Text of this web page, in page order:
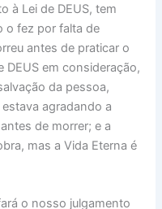
à Lei de DEUS, tem
o fez por falta de
antes de praticar o
DEUS em consideração,
da pessoa,
agradando a
de morrer; e a
mas a Vida Eterna é
o nosso julgamento